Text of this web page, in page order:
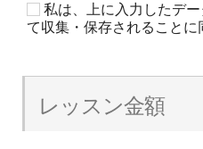
私は、上に入力したデ
て収集・保存されることに
レッスン金額